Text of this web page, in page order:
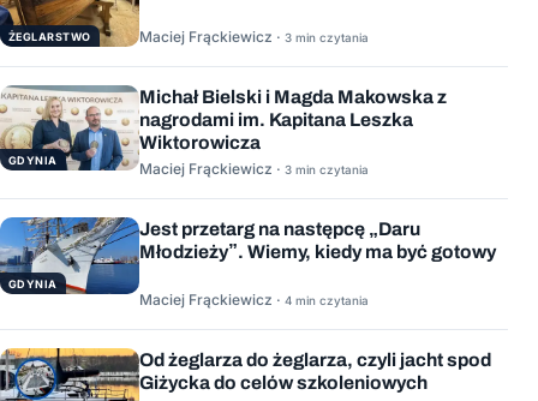
ŻEGLARSTWO Maciej Frąckiewicz · 3 min czytania
GDYNIA
Michał Bielski i Magda Makowska z
nagrodami im. Kapitana Leszka
Wiktorowicza
Maciej Frąckiewicz · 3 min czytania
GDYNIA
Jest przetarg na następcę „Daru
Młodzieży”. Wiemy, kiedy ma być gotowy
Maciej Frąckiewicz · 4 min czytania
Od żeglarza do żeglarza, czyli jacht spod
Giżycka do celów szkoleniowych